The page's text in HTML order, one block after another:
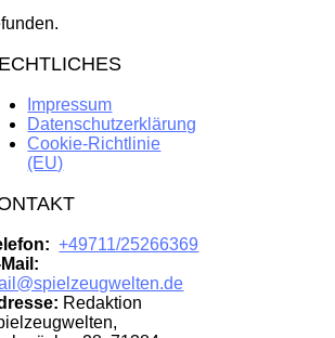
Impressum
Datenschutzerklärung
Cookie-Richtlinie
(EU)
+49711/25266369
Mail:
Redaktion